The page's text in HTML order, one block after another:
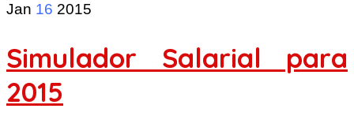
Jan 16 2015
Simulador Salarial para
2015